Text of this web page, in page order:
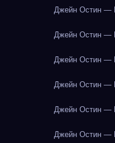
Джейн Остин —
Джейн Остин —
Джейн Остин —
Джейн Остин —
Джейн Остин —
Джейн Остин —